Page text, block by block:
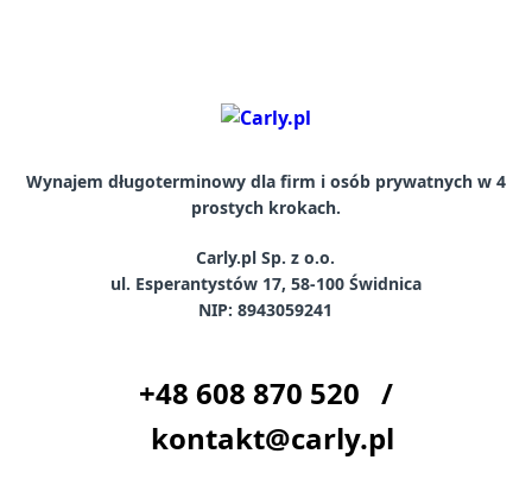
Wynajem długoterminowy dla firm i osób prywatnych w 4
prostych krokach.
Carly.pl Sp. z o.o.
ul. Esperantystów 17, 58-100 Świdnica
NIP: 8943059241
+48 608 870 520 /
kontakt@carly.pl